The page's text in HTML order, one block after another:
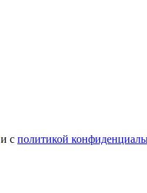
и с политикой